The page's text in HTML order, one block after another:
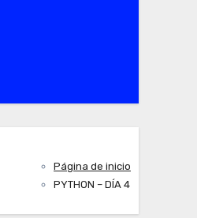
Página de inicio
PYTHON – DÍA 4